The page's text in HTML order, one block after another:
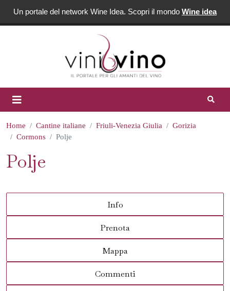
Un portale del network Wine Idea. Scopri il mondo Wine idea
Home Cantine italiane Friuli-Venezia Giulia
Gorizia
Cormons
Polje
Polje
Info
Prenota
Mappa
Commenti